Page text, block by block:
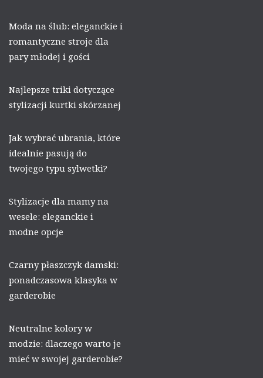
Moda na ślub: eleganckie i
romantyczne stroje dla
pary młodej i gości
Najlepsze triki dotyczące
stylizacji kurtki skórzanej
Jak wybrać ubrania, które
idealnie pasują do
twojego typu sylwetki?
Stylizacje dla mamy na
wesele: eleganckie i
modne opcje
Czarny płaszczyk damski:
ponadczasowa klasyka w
garderobie
Neutralne kolory w
modzie: dlaczego warto je
mieć w swojej garderobie?